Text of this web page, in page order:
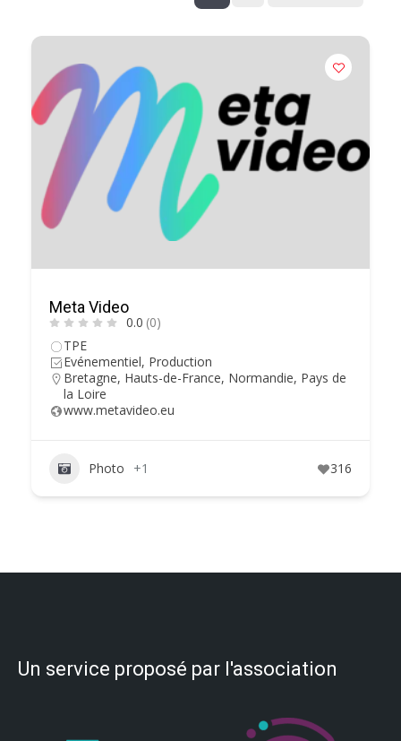
Meta Video
0.0 (0)
TPE
Evénementiel, Production
Bretagne, Hauts-de-France, Normandie, Pays de
la Loire
www.metavideo.eu
Photo +1 316
Un service proposé par l'association